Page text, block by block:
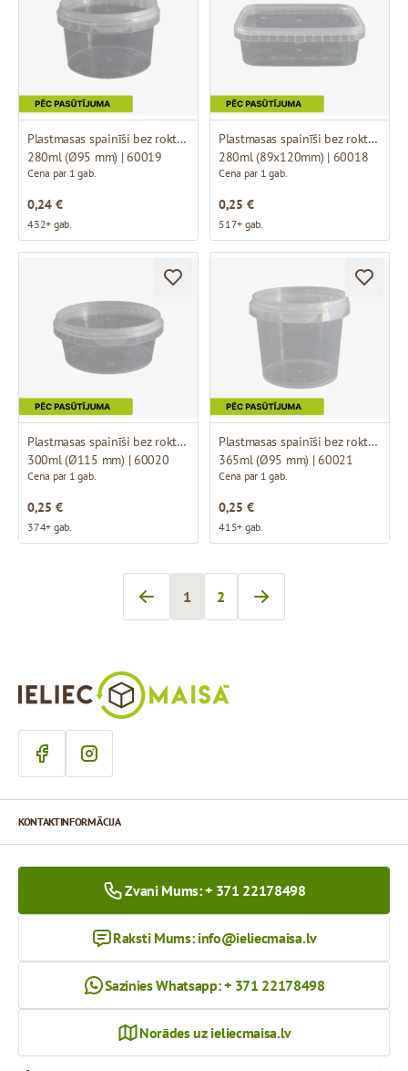
Plastmasas spainīši bez roktura
280ml (Ø95 mm) | 60019
Cena par 1 gab.
0,24 €
432+ gab.
Plastmasas spainīši bez roktura
280ml (89x120mm) | 60018
Cena par 1 gab.
0,25 €
517+ gab.
Plastmasas spainīši bez roktura
300ml (Ø115 mm) | 60020
Cena par 1 gab.
0,25 €
374+ gab.
Plastmasas spainīši bez roktura
365ml (Ø95 mm) | 60021
Cena par 1 gab.
0,25 €
415+ gab.
Jūs pašlaik lasāt lapu
1
Lapa
2
KONTAKTINFORMĀCIJA
Zvani Mums: + 371 22178498
Raksti Mums: info@ieliecmaisa.lv
Sazinies Whatsapp: + 371 22178498
Norādes uz ieliecmaisa.lv